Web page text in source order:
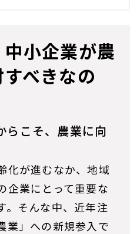
中小企業が農
べきなの
らこそ、農業に向
化が進むなか、地域
企業にとって重要な
。そんな中、近年注
業」への新規参入で